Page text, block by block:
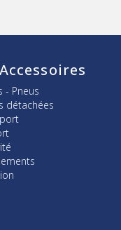
Accessoires
- Pneus
détachées